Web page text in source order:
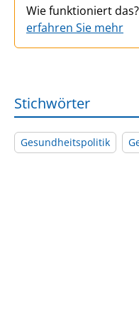
Wie funktioniert
erfahren Sie mehr
Stichwörter
Gesundheitspolitik